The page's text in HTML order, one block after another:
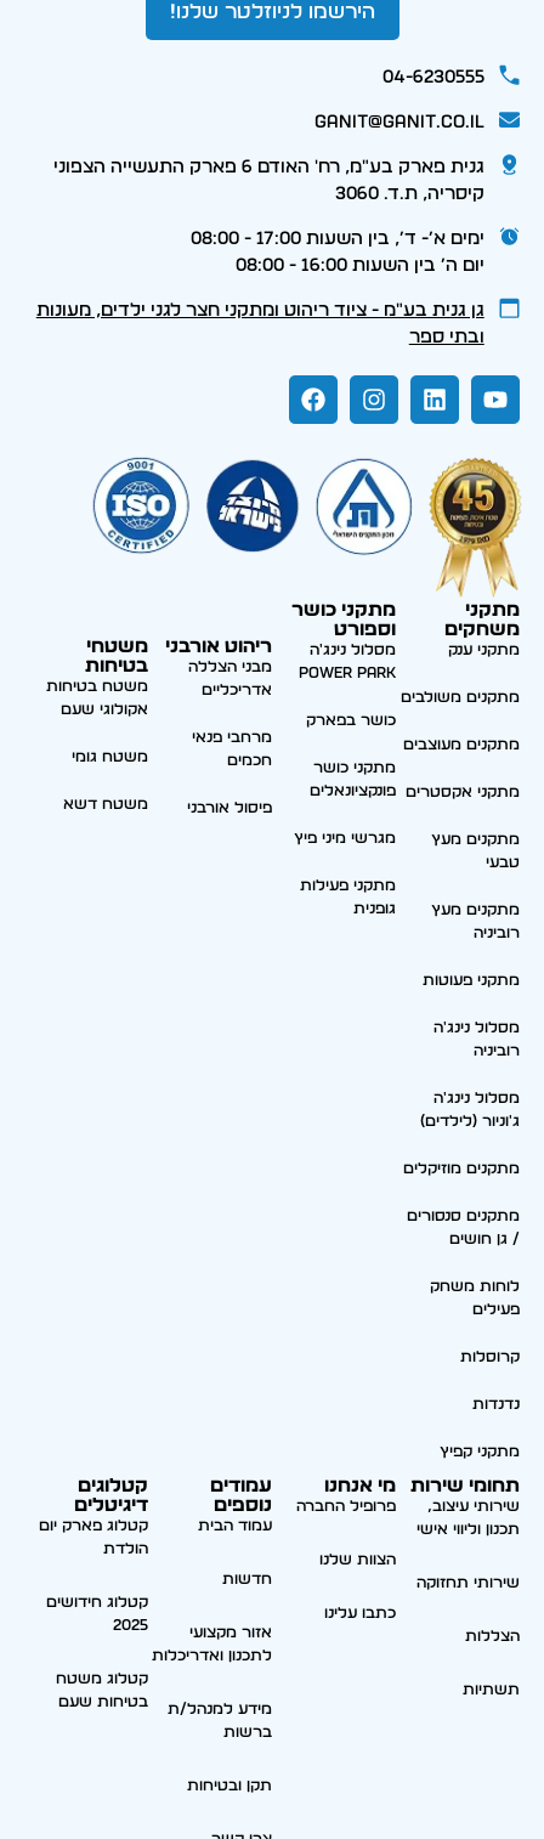
הירשמו לניוזלטר שלנו!
04-6230555
ganit@ganit.co.il
גנית פארק בע"מ, רח' האודם 6 פארק התעשייה הצפוני
קיסריה, ת.ד. 3060
ימים א׳- ד׳, בין השעות 17:00 - 08:00
יום ה׳ בין השעות 16:00 - 08:00
גן גנית בע״מ - ציוד ריהוט ומתקני חצר לגני ילדים, מעונות
ובתי ספר
מתקני
משחקים
מתקני ענק
מתקנים משולבים
מתקנים מעוצבים
מתקני אקסטרים
מתקנים מעץ
טבעי
מתקנים מעץ
רוביניה
מתקני פעוטות
מסלול נינג'ה
רוביניה
מסלול נינג'ה
ג'וניור (לילדים)
מתקנים מוזיקלים
מתקנים סנסורים
/ גן חושים
לוחות משחק
פעילים
קרוסלות
נדנדות
מתקני קפיץ
מתקני כושר
וספורט
מסלול נינג'ה
Power park
כושר בפארק
מתקני כושר
פונקציונאלים
מגרשי מיני פיץ
מתקני פעילות
גופנית
ריהוט אורבני
מבני הצללה
אדריכליים
מרחבי פנאי
חכמים
פיסול אורבני
משטחי
בטיחות
משטח בטיחות
אקולוגי שעם
משטח גומי
משטח דשא
תחומי שירות
שירותי עיצוב,
תכנון וליווי אישי
שירותי תחזוקה
הצללות
תשתיות
מי אנחנו
פרופיל החברה
הצוות שלנו
כתבו עלינו
עמודים
נוספים
עמוד הבית
חדשות
אזור מקצועי
לתכנון ואדריכלות
מידע למנהל/ת
ברשות
תקן ובטיחות
קטלוגים
דיגיטלים
קטלוג פארק יום
הולדת
קטלוג חידושים
2025
קטלוג משטח
בטיחות שעם